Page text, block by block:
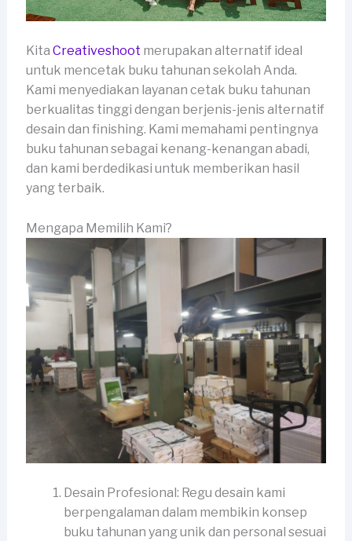
Kita Creativeshoot merupakan alternatif ideal
untuk mencetak buku tahunan sekolah Anda.
Kami menyediakan layanan cetak buku tahunan
berkualitas tinggi dengan berjenis-jenis alternatif
desain dan finishing. Kami memahami pentingnya
buku tahunan sebagai kenang-kenangan abadi,
dan kami berdedikasi untuk memberikan hasil
yang terbaik.
Mengapa Memilih Kami?
Desain Profesional: Regu desain kami
berpengalaman dalam membikin konsep
buku tahunan yang unik dan personal sesuai